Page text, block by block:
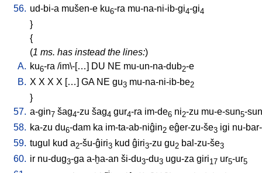
56. ud-bi-a mušen-e ku6-ra mu-na-ni-ib-gi4-gi4
}
{
(1 ms. has instead the lines:)
A. ku6-ra /im\-[…] DU NE mu-un-na-dub2-e
B. X X X X […] GA NE gu3 mu-na-ni-ib-be2
}
57. a-gin7 šag4-zu šag4 gur4-ra im-de6 ni2-zu mu-e-sun5-sun
58. ka-zu du6-dam ka im-ta-ab-niĝin2 eĝer-zu-še3 igi nu-
59. tugul kud a2-šu-ĝiri3 kud ĝiri3-zu gu2 bal-zu-še3
60. ir nu-dug3-ga a-ḫa-an ši-du3-du3 ugu-za giri17 ur5-ur5